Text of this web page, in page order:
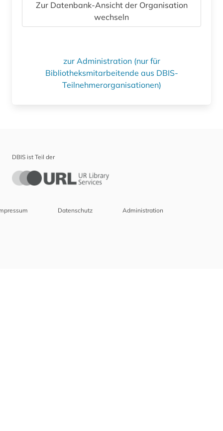
Zur Datenbank-Ansicht der Organisation
wechseln
zur Administration (nur für
Bibliotheksmitarbeitende aus DBIS-
Teilnehmerorganisationen)
DBIS ist Teil der
Datenschutz Administration